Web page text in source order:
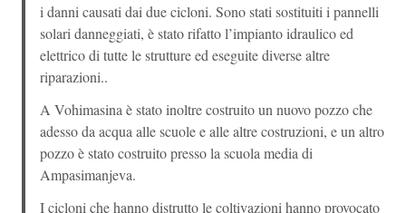
i danni causati dai due cicloni. Sono stati sostituiti i pannelli
solari danneggiati, è stato rifatto l’impianto idraulico ed
elettrico di tutte le strutture ed eseguite diverse altre
riparazioni..
A Vohimasina è stato inoltre costruito un nuovo pozzo che
adesso da acqua alle scuole e alle altre costruzioni, e un altro
pozzo è stato costruito presso la scuola media di
Ampasimanjeva.
I cicloni che hanno distrutto le coltivazioni hanno provocato